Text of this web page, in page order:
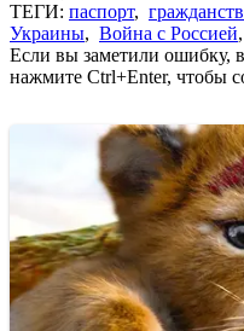
ТЕГИ: паспорт,
Украины, Война с Россией,
Если вы заметили ошибку,
нажмите Ctrl+Enter, чтобы